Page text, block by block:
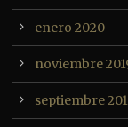
enero 2020
noviembre
septiembre